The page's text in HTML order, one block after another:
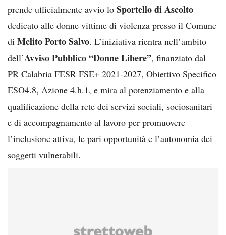
prende ufficialmente avvio lo Sportello di Ascolto
dedicato alle donne vittime di violenza presso il Comune
di Melito Porto Salvo. L’iniziativa rientra nell’ambito
dell’Avviso Pubblico “Donne Libere”, finanziato dal
PR Calabria FESR FSE+ 2021-2027, Obiettivo Specifico
ESO4.8, Azione 4.h.1, e mira al potenziamento e alla
qualificazione della rete dei servizi sociali, sociosanitari
e di accompagnamento al lavoro per promuovere
l’inclusione attiva, le pari opportunità e l’autonomia dei
soggetti vulnerabili.